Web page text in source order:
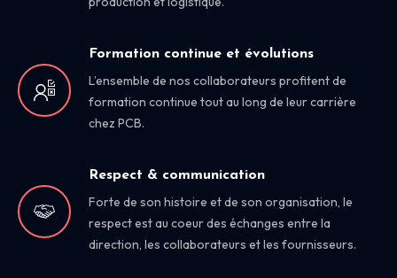
Formation continue et évolutions
L’ensemble de nos collaborateurs profitent de
formation continue tout au long de leur carrière
chez PCB.
Respect & communication
Forte de son histoire et de son organisation, le
respect est au coeur des échanges entre la
direction, les collaborateurs et les fournisseurs.